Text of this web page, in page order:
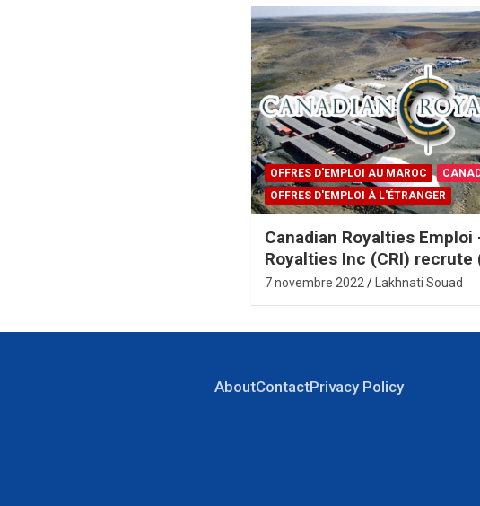
OFFRES D'EMPLOI AU MAROC
OFFRES D'EMPLOI À L'ÉTRANGER
Canadian Royalties Emploi
Royalties Inc (CRI) recrute
7 novembre 2022 Lakhnati Souad
AboutContactPrivacy Policy